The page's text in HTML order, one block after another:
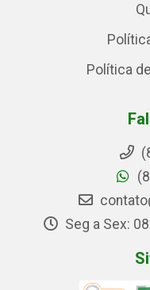
Política
Seg a Sex: